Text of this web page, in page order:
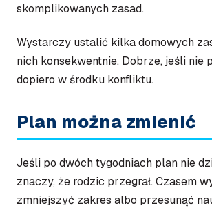
skomplikowanych zasad.
Wystarczy ustalić kilka domowych
nich konsekwentnie. Dobrze, jeśli nie
dopiero w środku konfliktu.
Plan można zmienić
Jeśli po dwóch tygodniach plan nie
znaczy, że rodzic przegrał. Czasem
zmniejszyć zakres albo przesunąć